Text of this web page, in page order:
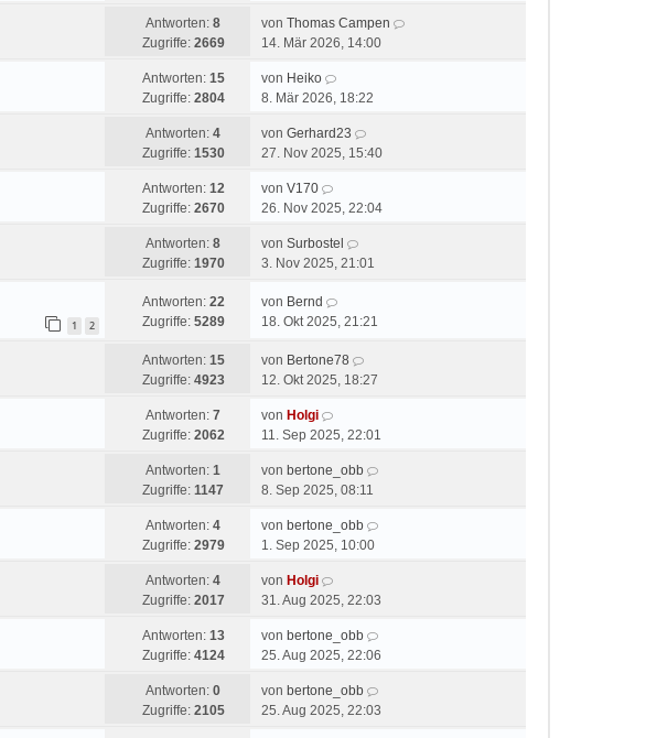
Antworten: 8
Zugriffe: 2669
von Thomas Campen
14. Mär 2026, 14:00
Antworten: 15
Zugriffe: 2804
von Heiko
8. Mär 2026, 18:22
Antworten: 4
Zugriffe: 1530
von Gerhard23
27. Nov 2025, 15:40
Antworten: 12
Zugriffe: 2670
von V170
26. Nov 2025, 22:04
Antworten: 8
Zugriffe: 1970
von Surbostel
3. Nov 2025, 21:01
1 2
Antworten: 22
Zugriffe: 5289
von Bernd
18. Okt 2025, 21:21
Antworten: 15
Zugriffe: 4923
von Bertone78
12. Okt 2025, 18:27
Antworten: 7
Zugriffe: 2062
von Holgi
11. Sep 2025, 22:01
Antworten: 1
Zugriffe: 1147
von bertone_obb
8. Sep 2025, 08:11
Antworten: 4
Zugriffe: 2979
von bertone_obb
1. Sep 2025, 10:00
Antworten: 4
Zugriffe: 2017
von Holgi
31. Aug 2025, 22:03
Antworten: 13
Zugriffe: 4124
von bertone_obb
25. Aug 2025, 22:06
Antworten: 0
Zugriffe: 2105
von bertone_obb
25. Aug 2025, 22:03